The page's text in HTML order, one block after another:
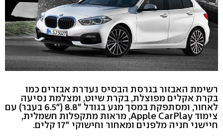
רשימת האבזור בגרסת הבסיס נעדרת אבזרים כמו
בקרת אקלים מפוצלת, בקרת שיוט, ומצלמת נסיעה
לאחור, ומסתפקת במסך מגע בגודל "8.8 ("6.5 בעבר) עם
צימוד Apple CarPlay, מראות מתקפלות חשמלית,
חיישני חניה מלפנים ומאחור וחישוקי "17 קלים.